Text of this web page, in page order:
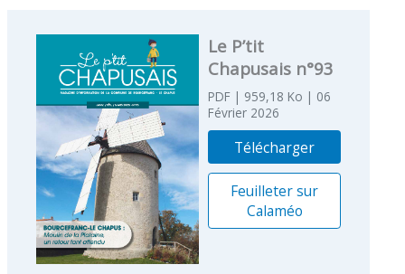
Le P’tit
Chapusais n°93
PDF| 959,18 Ko | 06
Février 2026
Télécharger
Feuilleter sur
Calaméo